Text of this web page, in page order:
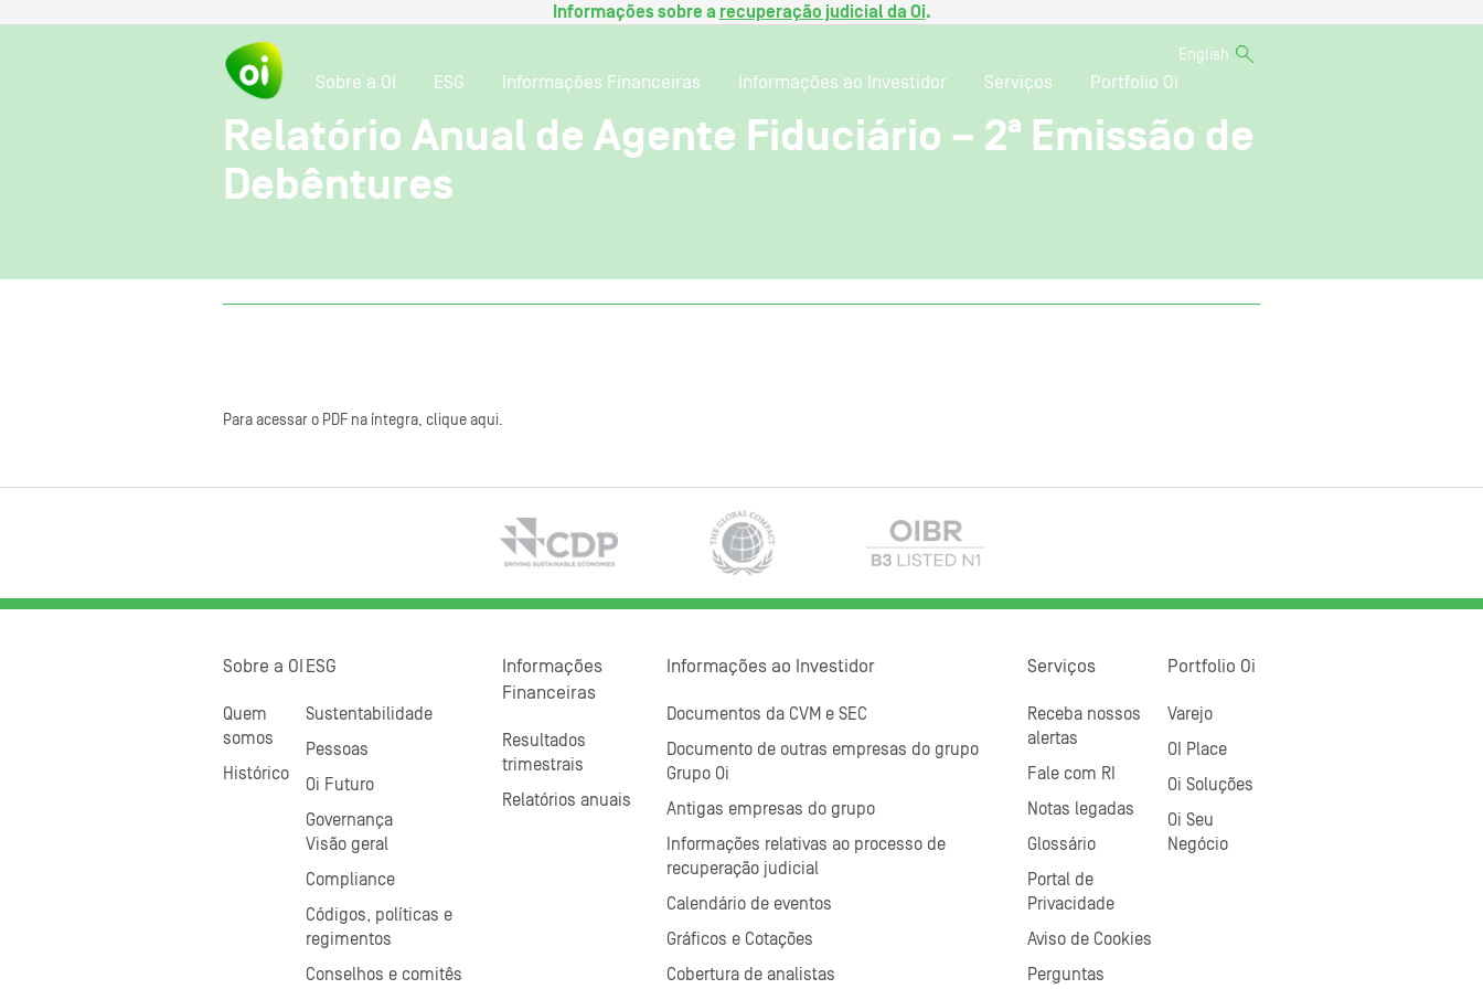
Informações sobre a recuperação judicial da Oi.
English
Sobre a OI ESG Informações Financeiras Informações ao Investidor Serviços Portfolio Oi
Relatório Anual de Agente Fiduciário – 2ª Emissão de
Debêntures
Para acessar o PDF na íntegra, clique aqui.
Sobre a OI
Quem
somos
Histórico
ESG
Sustentabilidade
Pessoas
Oi Futuro
Governança
Visão geral
Compliance
Códigos, políticas e
regimentos
Conselhos e comitês
Informações
Financeiras
Resultados
trimestrais
Relatórios anuais
Informações ao Investidor
Documentos da CVM e SEC
Documento de outras empresas do grupo
Grupo Oi
Antigas empresas do grupo
Informações relativas ao processo de
recuperação judicial
Calendário de eventos
Gráficos e Cotações
Cobertura de analistas
Serviços
Receba nossos
alertas
Fale com RI
Notas legadas
Glossário
Portal de
Privacidade
Aviso de Cookies
Perguntas
Portfolio Oi
Varejo
OI Place
Oi Soluções
Oi Seu
Negócio